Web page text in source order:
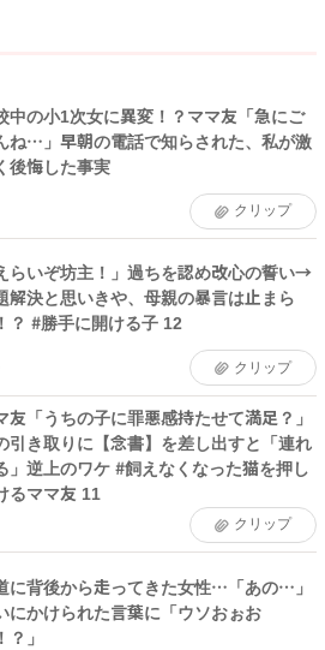
中の小1次女に異変！？ママ友「急にご
ね…」早朝の電話で知らされた、私が激
後悔した事実
クリップ
らいぞ坊主！」過ちを認め改心の誓い→
解決と思いきや、母親の暴言は止まら
？ #勝手に開ける子 12
クリップ
友「うちの子に罪悪感持たせて満足？」
引き取りに【念書】を差し出すと「連れ
」逆上のワケ #飼えなくなった猫を押し
るママ友 11
クリップ
に背後から走ってきた女性…「あの…」
にかけられた言葉に「ウソおぉお
？」